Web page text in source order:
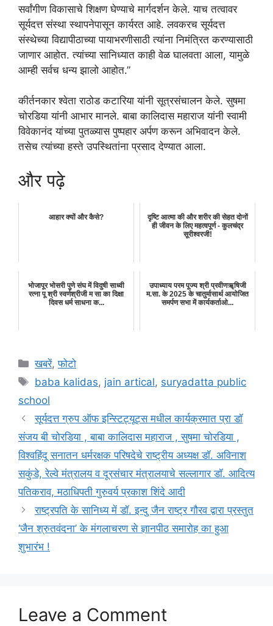
सर्वांगीण विकासाचे शिक्षण घेण्याचे मार्गदर्शन केले. याच तत्वावर
सूर्यदत्त संस्था स्थापनेपासून कार्यरत आहे. लवकरच सूर्यदत्त
संस्थेच्या विद्यापीठाच्या पायाभरणीसाठी त्यांना निमंत्रित करण्यासाठी
जाणार आहोत. त्यांच्या सानिध्यात काही वेळ घालवता आला, यामुळे
आम्ही सर्वच धन्य झालो आहोत.”
कीर्तनकार श्वेता राठोड कटारिया यांनी सूत्रसंचालन केले. सुषमा
चोरडिया यांनी आभार मानले. बाबा कालिदास महाराज यांनी स्वामी
विवेकानंद यांच्या पुतळ्यास पुष्पहार अर्पण करून अभिवादन केले.
तसेच त्यांच्या हस्ते उपस्थितांना प्रसाद देण्यात आला.
और पढ़े
आहार क्यों और कैसे?
दृष्टि आत्मा की और शरीर की सेहत दोनों
ही जीवन के लिए महत्वपूर्ण - कुलचंद्र
सूरीश्वरजी!
भोजापूर भोसरी पुणे संघ में विदुषी साध्वी
रत्ना पू श्री स्वर्णश्रीजी म सा का दिक्षा
दिवस धर्म साधना क...
उपाध्याय परम पूज्य श्री प्रवीणॠषिजी
म.सा. के 2025 के चातुर्मासार्थ आयोजित
समर्पण सभा में कार्यकर्ताओ...
Categories
खबरें,फोटो
Tags
baba kalidas, jain artical, suryadatta public
school
सूर्यदत्त ग्रुप ऑफ इन्स्टिट्यूट्स मधील कार्यक्रमात प्रा डॉ
संजय बी चोरडिया , बाबा कालिदास महाराज , सुषमा चोरडिया ,
विश्वहिंदू सनातन धर्मरक्षक परिषदेचे राष्ट्रीय अध्यक्ष डॉ. अविनाश
सकुंडे, रेल्वे मंत्रालय व दूरसंचार मंत्रालयाचे सल्लागार डॉ. आदित्य
पतिकराव, मठाधिपती गुरुवर्य प्रकाश शिंदे आदी
राष्ट्रपति के सानिध्य में डॉ. इन्दु जैन राष्ट्र गौरव द्वारा प्रस्तुत
‘जैन श्रुतवंदना’ के मंगलाचरण से ज्ञानपीठ समारोह का हुआ
शुभारंभ !
Leave a Comment